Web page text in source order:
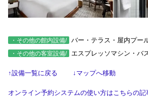
・その他の館内設備/ バー・テラス・屋内プー
・その他の客室設備/ エスプレッソマシン・バ
↑設備一覧に戻る ↓マップへ移動
オンライン予約システムの使い方はこちらの記